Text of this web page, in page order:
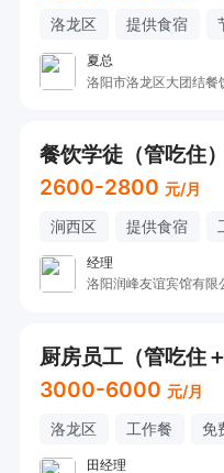
洛龙区 提供食宿
夏总
洛阳市洛龙区大团结餐
餐饮学徒（管吃住）
2600-2800 元/月
涧西区 提供食宿
经理
洛阳润峰友谊宾馆有限
厨房员工（管吃住
3000-6000 元/月
洛龙区 工作餐 免
田经理